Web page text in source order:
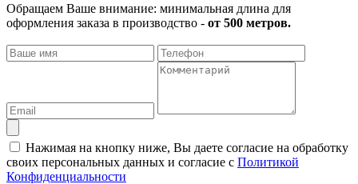
Обращаем Ваше внимание: минимальная длина для
оформления заказа в производство - от 500 метров.
Нажимая на кнопку ниже, Вы даете согласие на обработку
своих персональных данных и согласие с Политикой
Конфиденциальности